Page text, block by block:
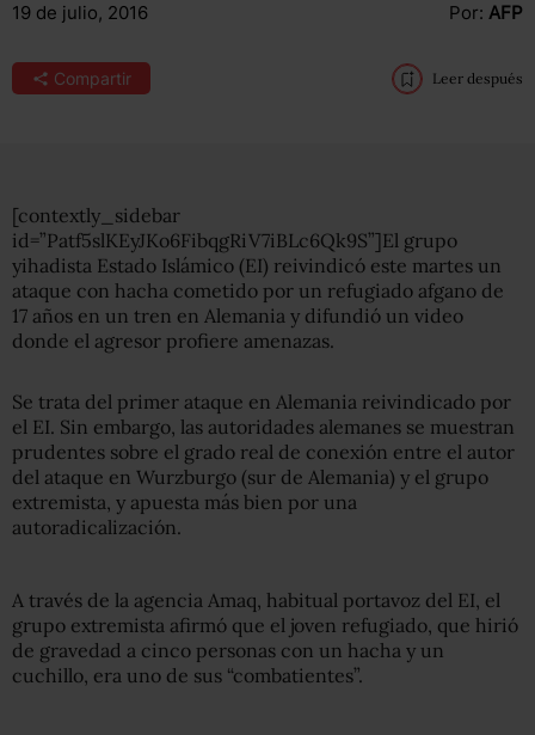
19 de julio, 2016 Por: AFP
Compartir Leer después
[contextly_sidebar
id=”Patf5slKEyJKo6FibqgRiV7iBLc6Qk9S”]El grupo
yihadista Estado Islámico (EI) reivindicó este martes un
ataque con hacha cometido por un refugiado afgano de
17 años en un tren en Alemania y difundió un video
donde el agresor profiere amenazas.
Se trata del primer ataque en Alemania reivindicado por
el EI. Sin embargo, las autoridades alemanes se muestran
prudentes sobre el grado real de conexión entre el autor
del ataque en Wurzburgo (sur de Alemania) y el grupo
extremista, y apuesta más bien por una
autoradicalización.
A través de la agencia Amaq, habitual portavoz del EI, el
grupo extremista afirmó que el joven refugiado, que hirió
de gravedad a cinco personas con un hacha y un
cuchillo, era uno de sus “combatientes”.